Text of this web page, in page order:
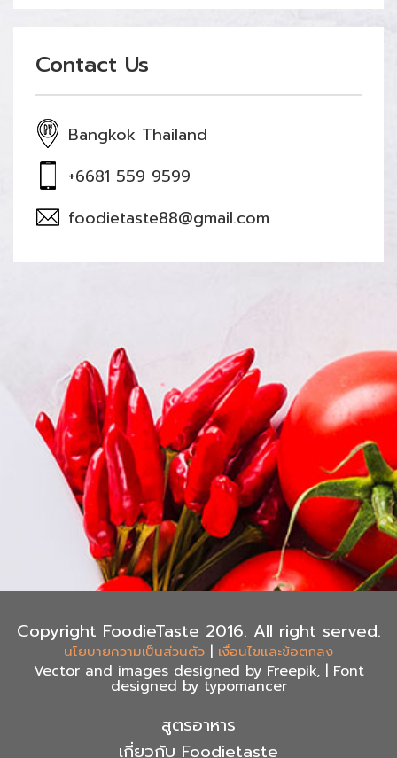
Contact Us
Bangkok Thailand
+6681 559 9599
foodietaste88@gmail.com
Copyright FoodieTaste 2016. All right served.
นโยบายความเป็นส่วนตัว | เงื่อนไขและข้อตกลง
Vector and images designed by Freepik, | Font
designed by typomancer
สูตรอาหาร
เกี่ยวกับ Foodietaste